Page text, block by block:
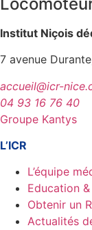
Institut Niçois
7 avenue
accueil@icr-
04 93 16 76 40
Groupe Kantys
L’ICR
L’équipe
Education
Obtenir un
Actualités